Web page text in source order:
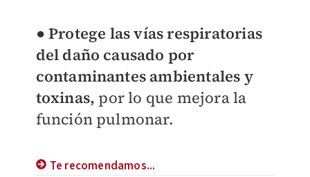
● Protege las vías respiratorias
del daño causado por
contaminantes ambientales y
toxinas, por lo que mejora la
función pulmonar.
Te recomendamos...